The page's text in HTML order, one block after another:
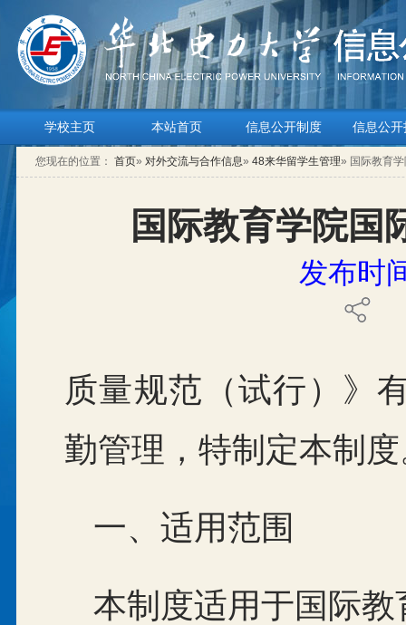
学校主页 本站首页 信息公开制度 信息公开
您现在的位置： 首页» 对外交流与合作信息» 48来华留学生管理» 国际教育
国际教育学院国
发布时
质量规范（试行）》
勤管理，特制定本制
一、适用范围
本制度适用于国际